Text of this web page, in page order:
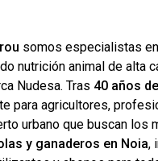
somos especialistas
nutrición animal de alta
Nudesa. Tras 40 años
para agricultores,
urbano que buscan los
y ganaderos en Noia,